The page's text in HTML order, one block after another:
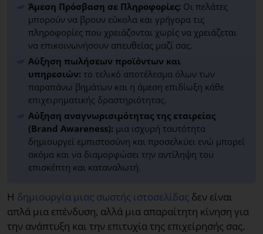
Άμεση Πρόσβαση σε Πληροφορίες: Οι πελάτες
μπορούν να βρουν εύκολα και γρήγορα τις
πληροφορίες που χρειάζονται χωρίς να χρειάζεται
να επικοινωνήσουν απευθείας μαζί σας.
Αύξηση πωλήσεων προϊόντων και
υπηρεσιών: το τελικό αποτέλεσμα όλων των
παραπάνω βημάτων και η άμεση επιδίωξη κάθε
επιχειρηματικής δραστηριότητας.
Αύξηση αναγνωρισιμότητας της εταιρείας
(Brand Awareness): μια ισχυρή ταυτότητα
δημιουργεί εμπιστοσύνη και προσελκύει ενώ μπορεί
ακόμα και να διαμορφώσει την αντίληψη του
επισκέπτη και καταναλωτή.
Η δημιουργία μιας σωστής ιστοσελίδας δεν είναι
απλά μια επένδυση, αλλά μια απαραίτητη κίνηση για
την ανάπτυξη και την επιτυχία της επιχείρησής σας.